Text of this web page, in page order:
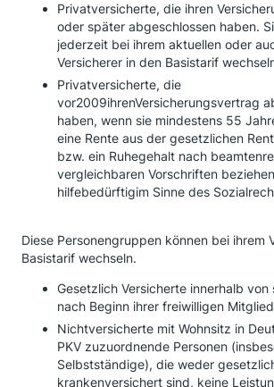
Privatversicherte, die ihren
oder später abgeschlossen haben.
jederzeit bei ihrem aktuellen oder
Versicherer in den Basistarif
Privatversicherte, die
vor2009ihrenVersicherungsvertrag
haben, wenn sie mindestens 55
eine Rente aus der gesetzlichen
bzw. ein Ruhegehalt nach
vergleichbaren Vorschriften
hilfebedürftigim Sinne des
Diese Personengruppen können bei ihrem
Basistarif wechseln.
Gesetzlich Versicherte innerhalb von
nach Beginn ihrer freiwilligen
Nichtversicherte mit Wohnsitz in
PKV zuzuordnende Personen
Selbstständige), die weder
krankenversichert sind, keine